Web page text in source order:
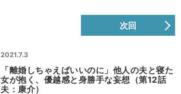
次回
2021.7.3
「離婚しちゃえばいいのに」他人の夫と寝た
女が抱く、優越感と身勝手な妄想（第12話
夫：康介）